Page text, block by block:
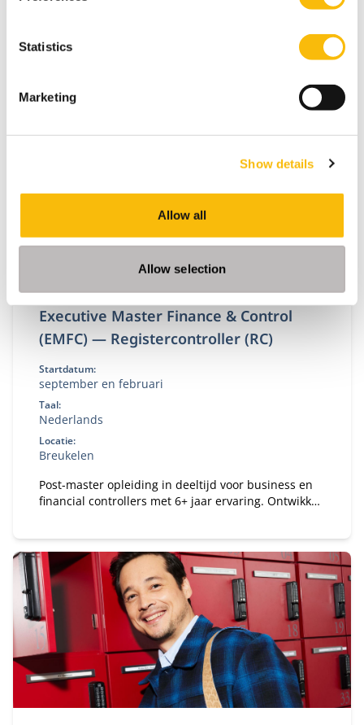
Statistics
Marketing
Show details
Allow all
Allow selection
Gerelateerde opleidingen
Executive Master Finance & Control
(EMFC) — Registercontroller (RC)
Startdatum:
september en februari
Taal:
Nederlands
Locatie:
Breukelen
Post-master opleiding in deeltijd voor business en
financial controllers met 6+ jaar ervaring. Ontwikkel